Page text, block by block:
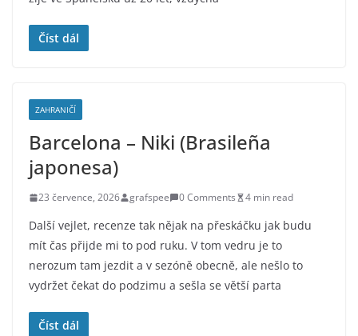
Číst dál
ZAHRANIČÍ
Barcelona – Niki (Brasileña
japonesa)
23 července, 2026 grafspee 0 Comments 4 min read
Další vejlet, recenze tak nějak na přeskáčku jak budu
mít čas přijde mi to pod ruku. V tom vedru je to
nerozum tam jezdit a v sezóně obecně, ale nešlo to
vydržet čekat do podzimu a sešla se větší parta
Číst dál